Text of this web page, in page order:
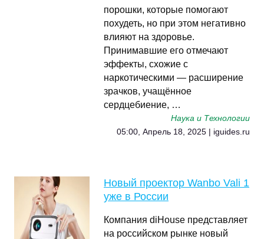
порошки, которые помогают
похудеть, но при этом негативно
влияют на здоровье.
Принимавшие его отмечают
эффекты, схожие с
наркотическими — расширение
зрачков, учащённое
сердцебиение, …
Наука и Технологии
05:00, Апрель 18, 2025 | iguides.ru
Новый проектор Wanbo Vali 1
уже в России
Компания diHouse представляет
на российском рынке новый